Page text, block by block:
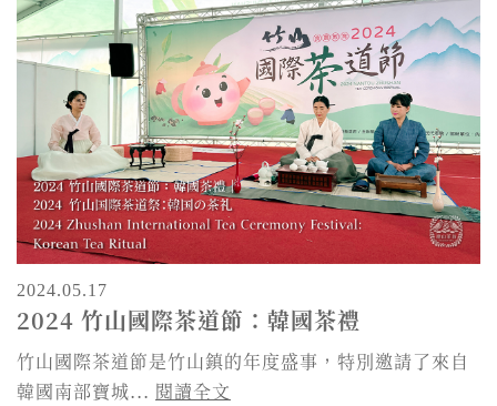
2024.05.17
2024 竹山國際茶道節：韓國茶禮
竹山國際茶道節是竹山鎮的年度盛事，特別邀請了來自
韓國南部寶城... 閱讀全文